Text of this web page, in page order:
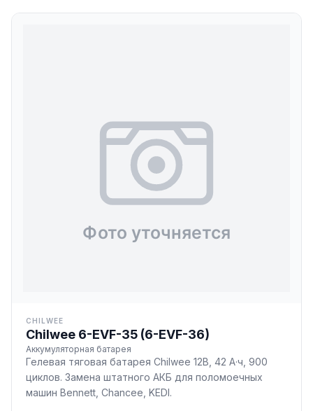
CHILWEE
Chilwee 6-EVF-35 (6-EVF-36)
Аккумуляторная батарея
Гелевая тяговая батарея Chilwee 12В, 42 А·ч, 900
циклов. Замена штатного АКБ для поломоечных
машин Bennett, Chancee, KEDI.